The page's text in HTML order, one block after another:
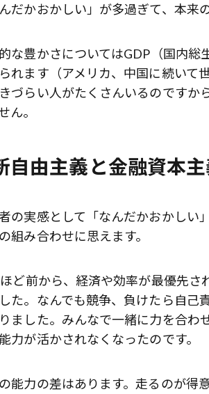
んだかおかしい」が多過ぎて、本来
な豊かさについてはGDP（国内
れます（アメリカ、中国に続いて
づらい人がたくさんいるのですか
ん。
自由主義と金融資本
の実感として「なんだかおかしい
組み合わせに思えます。
ど前から、経済や効率が最優先
た。なんでも競争、負けたら自己
ました。みんなで一緒に力を合わ
力が活かされなくなったのです。
能力の差はあります。走るのが得